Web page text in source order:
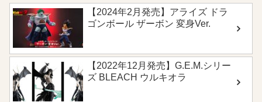
【2024年2月発売】アライズ ドラ
ゴンボール ザーボン 変身Ver.
【2022年12月発売】G.E.M.シリー
ズ BLEACH ウルキオラ